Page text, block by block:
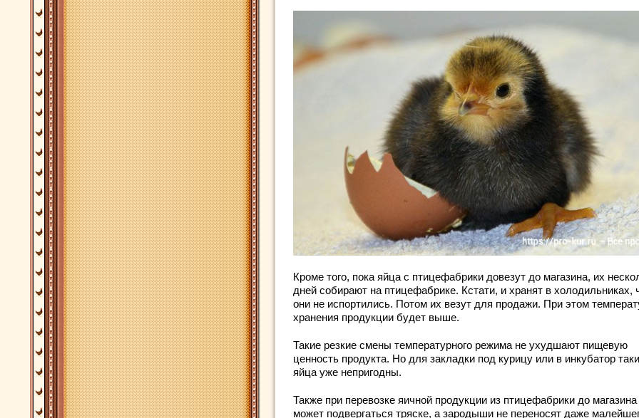
Кроме того, пока яйца с птицефабрики довезут до магазина, их
дней собирают на птицефабрике. Кстати, и хранят в холодильниках,
они не испортились. Потом их везут для продажи. При этом
хранения продукции будет выше.
Такие резкие смены температурного режима не ухудшают пищевую
ценность продукта. Но для закладки под курицу или в инкубатор
яйца уже непригодны.
Также при перевозке яичной продукции из птицефабрики до магазина
может подвергаться тряске, а зародыши не переносят даже